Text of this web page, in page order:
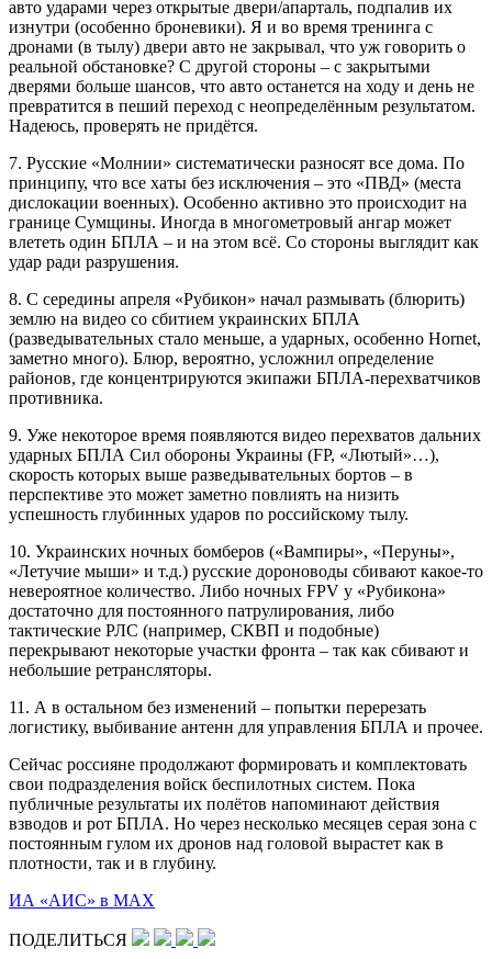
авто ударами через открытые двери/апарталь, подпалив их
изнутри (особенно броневики). Я и во время тренинга с
дронами (в тылу) двери авто не закрывал, что уж говорить о
реальной обстановке? С другой стороны – с закрытыми
дверями больше шансов, что авто останется на ходу и день не
превратится в пеший переход с неопределённым результатом.
Надеюсь, проверять не придётся.
7. Русские «Молнии» систематически разносят все дома. По
принципу, что все хаты без исключения – это «ПВД» (места
дислокации военных). Особенно активно это происходит на
границе Сумщины. Иногда в многометровый ангар может
влететь один БПЛА – и на этом всё. Со стороны выглядит как
удар ради разрушения.
8. С середины апреля «Рубикон» начал размывать (блюрить)
землю на видео со сбитием украинских БПЛА
(разведывательных стало меньше, а ударных, особенно Hornet,
заметно много). Блюр, вероятно, усложнил определение
районов, где концентрируются экипажи БПЛА-перехватчиков
противника.
9. Уже некоторое время появляются видео перехватов дальних
ударных БПЛА Сил обороны Украины (FP, «Лютый»…),
скорость которых выше разведывательных бортов – в
перспективе это может заметно повлиять на низить
успешность глубинных ударов по российскому тылу.
10. Украинских ночных бомберов («Вампиры», «Перуны»,
«Летучие мыши» и т.д.) русские дороноводы сбивают какое-то
невероятное количество. Либо ночных FPV у «Рубикона»
достаточно для постоянного патрулирования, либо
тактические РЛС (например, СКВП и подобные)
перекрывают некоторые участки фронта – так как сбивают и
небольшие ретрансляторы.
11. А в остальном без изменений – попытки перерезать
логистику, выбивание антенн для управления БПЛА и прочее.
Сейчас россияне продолжают формировать и комплектовать
свои подразделения войск беспилотных систем. Пока
публичные результаты их полётов напоминают действия
взводов и рот БПЛА. Но через несколько месяцев серая зона с
постоянным гулом их дронов над головой вырастет как в
плотности, так и в глубину.
ИА «АИС» в МАХ
ПОДЕЛИТЬСЯ